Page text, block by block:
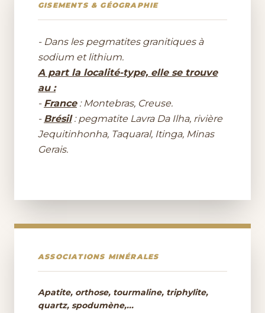
GISEMENTS & GÉOGRAPHIE
- Dans les pegmatites granitiques à
sodium et lithium.
A part la localité-type, elle se trouve
au :
- France: Montebras, Creuse.
- Brésil: pegmatite Lavra Da Ilha, rivière
Jequitinhonha, Taquaral, Itinga, Minas
Gerais.
ASSOCIATIONS MINÉRALES
Apatite, orthose, tourmaline, triphylite,
quartz, spodumène,...